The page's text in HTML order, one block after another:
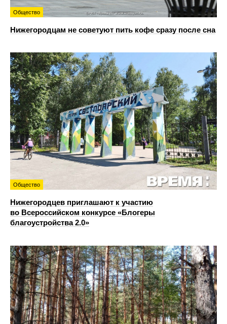
Общество
Нижегородцам не советуют пить кофе сразу после сна
Общество
Нижегородцев приглашают к участию
во Всероссийском конкурсе «Блогеры
благоустройства 2.0»